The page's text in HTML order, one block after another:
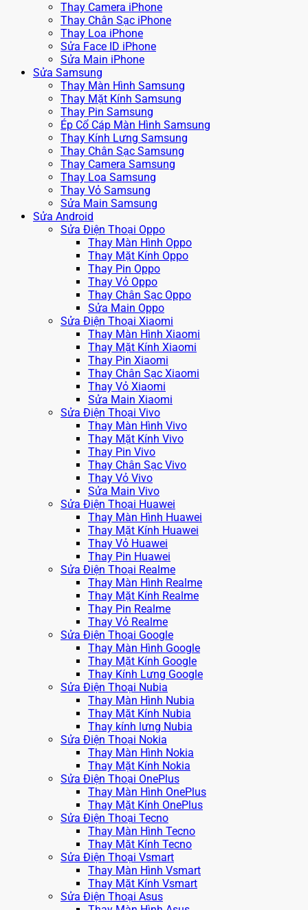
Thay Camera iPhone
Thay Chân Sạc iPhone
Thay Loa iPhone
Sửa Face ID iPhone
Sửa Main iPhone
Sửa Samsung
Thay Màn Hình Samsung
Thay Mặt Kính Samsung
Thay Pin Samsung
Ép Cổ Cáp Màn Hình Samsung
Thay Kính Lưng Samsung
Thay Chân Sạc Samsung
Thay Camera Samsung
Thay Loa Samsung
Thay Vỏ Samsung
Sửa Main Samsung
Sửa Android
Sửa Điện Thoại Oppo
Thay Màn Hình Oppo
Thay Mặt Kính Oppo
Thay Pin Oppo
Thay Vỏ Oppo
Thay Chân Sạc Oppo
Sửa Main Oppo
Sửa Điện Thoại Xiaomi
Thay Màn Hình Xiaomi
Thay Mặt Kính Xiaomi
Thay Pin Xiaomi
Thay Chân Sạc Xiaomi
Thay Vỏ Xiaomi
Sửa Main Xiaomi
Sửa Điện Thoại Vivo
Thay Màn Hình Vivo
Thay Mặt Kính Vivo
Thay Pin Vivo
Thay Chân Sạc Vivo
Thay Vỏ Vivo
Sửa Main Vivo
Sửa Điện Thoại Huawei
Thay Màn Hình Huawei
Thay Mặt Kính Huawei
Thay Vỏ Huawei
Thay Pin Huawei
Sửa Điện Thoại Realme
Thay Màn Hình Realme
Thay Mặt Kính Realme
Thay Pin Realme
Thay Vỏ Realme
Sửa Điện Thoại Google
Thay Màn Hình Google
Thay Mặt Kính Google
Thay Kính Lưng Google
Sửa Điện Thoại Nubia
Thay Màn Hình Nubia
Thay Mặt Kính Nubia
Thay kính lưng Nubia
Sửa Điện Thoại Nokia
Thay Màn Hình Nokia
Thay Mặt Kính Nokia
Sửa Điện Thoại OnePlus
Thay Màn Hình OnePlus
Thay Mặt Kính OnePlus
Sửa Điện Thoại Tecno
Thay Màn Hình Tecno
Thay Mặt Kính Tecno
Sửa Điện Thoại Vsmart
Thay Màn Hình Vsmart
Thay Mặt Kính Vsmart
Sửa Điện Thoại Asus